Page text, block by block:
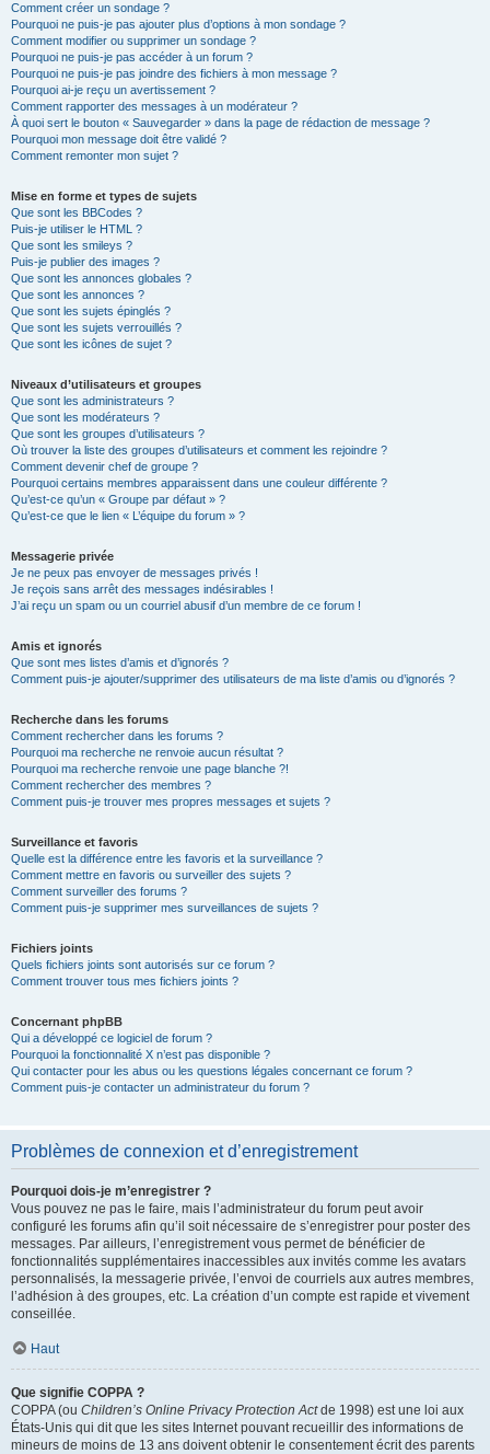
Comment créer un sondage ?
Pourquoi ne puis-je pas ajouter plus d’options à mon sondage ?
Comment modifier ou supprimer un sondage ?
Pourquoi ne puis-je pas accéder à un forum ?
Pourquoi ne puis-je pas joindre des fichiers à mon message ?
Pourquoi ai-je reçu un avertissement ?
Comment rapporter des messages à un modérateur ?
À quoi sert le bouton « Sauvegarder » dans la page de rédaction de message ?
Pourquoi mon message doit être validé ?
Comment remonter mon sujet ?
Mise en forme et types de sujets
Que sont les BBCodes ?
Puis-je utiliser le HTML ?
Que sont les smileys ?
Puis-je publier des images ?
Que sont les annonces globales ?
Que sont les annonces ?
Que sont les sujets épinglés ?
Que sont les sujets verrouillés ?
Que sont les icônes de sujet ?
Niveaux d’utilisateurs et groupes
Que sont les administrateurs ?
Que sont les modérateurs ?
Que sont les groupes d’utilisateurs ?
Où trouver la liste des groupes d’utilisateurs et comment les rejoindre ?
Comment devenir chef de groupe ?
Pourquoi certains membres apparaissent dans une couleur différente ?
Qu’est-ce qu’un « Groupe par défaut » ?
Qu’est-ce que le lien « L’équipe du forum » ?
Messagerie privée
Je ne peux pas envoyer de messages privés !
Je reçois sans arrêt des messages indésirables !
J’ai reçu un spam ou un courriel abusif d’un membre de ce forum !
Amis et ignorés
Que sont mes listes d’amis et d’ignorés ?
Comment puis-je ajouter/supprimer des utilisateurs de ma liste d’amis ou d’ignorés ?
Recherche dans les forums
Comment rechercher dans les forums ?
Pourquoi ma recherche ne renvoie aucun résultat ?
Pourquoi ma recherche renvoie une page blanche ?!
Comment rechercher des membres ?
Comment puis-je trouver mes propres messages et sujets ?
Surveillance et favoris
Quelle est la différence entre les favoris et la surveillance ?
Comment mettre en favoris ou surveiller des sujets ?
Comment surveiller des forums ?
Comment puis-je supprimer mes surveillances de sujets ?
Fichiers joints
Quels fichiers joints sont autorisés sur ce forum ?
Comment trouver tous mes fichiers joints ?
Concernant phpBB
Qui a développé ce logiciel de forum ?
Pourquoi la fonctionnalité X n’est pas disponible ?
Qui contacter pour les abus ou les questions légales concernant ce forum ?
Comment puis-je contacter un administrateur du forum ?
Problèmes de connexion et d’enregistrement
Pourquoi dois-je m’enregistrer ?
Vous pouvez ne pas le faire, mais l’administrateur du forum peut avoir
configuré les forums afin qu’il soit nécessaire de s’enregistrer pour poster des
messages. Par ailleurs, l’enregistrement vous permet de bénéficier de
fonctionnalités supplémentaires inaccessibles aux invités comme les avatars
personnalisés, la messagerie privée, l’envoi de courriels aux autres membres,
l’adhésion à des groupes, etc. La création d’un compte est rapide et vivement
conseillée.
Haut
Que signifie COPPA ?
COPPA (ou Children’s Online Privacy Protection Actde 1998) est une loi aux
États-Unis qui dit que les sites Internet pouvant recueillir des informations de
mineurs de moins de 13 ans doivent obtenir le consentement écrit des parents